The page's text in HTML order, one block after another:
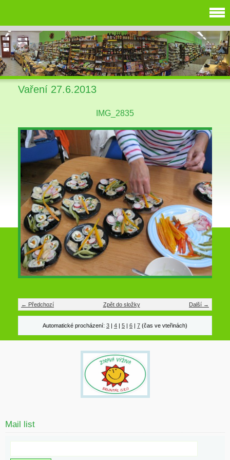
Vaření 27.6.2013
IMG_2835
← Předchozí Další →
Zpět do složky
Automatické procházení: 3 | 4 | 5 | 6 | 7 (čas ve vteřinách)
Mail list